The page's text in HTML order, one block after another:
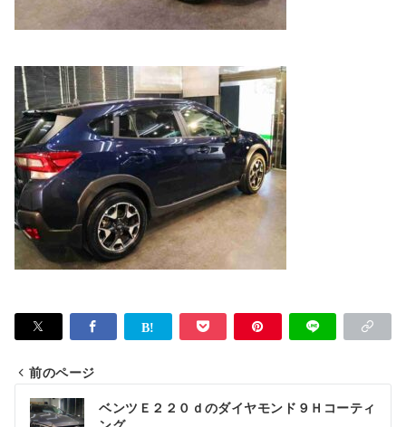
投
前のページ
ベンツＥ２２０ｄのダイヤモンド９Ｈコーティ